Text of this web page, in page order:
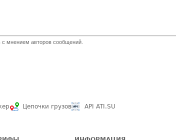
мнением авторов сообщений.
Цепочки грузов API ATI.SU